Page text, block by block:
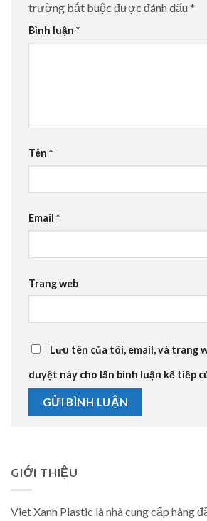
trường bắt buộc được đánh dấu *
Bình luận *
Tên *
Email *
Trang web
Lưu tên của tôi, email, và trang
duyệt này cho lần bình luận kế tiếp
GIỚI THIỆU
Viet Xanh Plastic là nhà cung cấp hàng